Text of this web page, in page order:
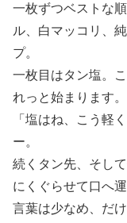
一枚ずつベストな
ル、白マッコリ、
プ。
一枚目はタン塩。
れっと始まります。
「塩はね、こう軽
ー。
続くタン先、そし
にくぐらせて口へ
言葉は少なめ、だ